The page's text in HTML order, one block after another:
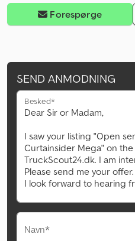
Forespørge
SEND ANMODNING
Besked*
Navn*